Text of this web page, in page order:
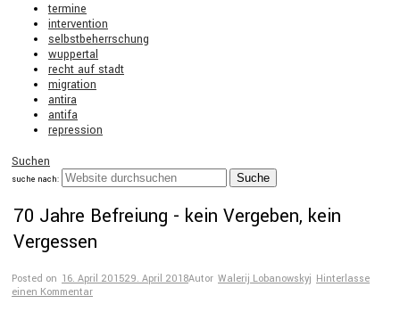
termine
intervention
selbstbeherrschung
wuppertal
recht auf stadt
migration
antira
antifa
repression
Suchen
suche nach:
70 Jahre Befreiung - kein Vergeben, kein
Vergessen
Posted on 16. April 201529. April 2018Autor Walerij Lobanowskyj Hinterlasse
einen Kommentar